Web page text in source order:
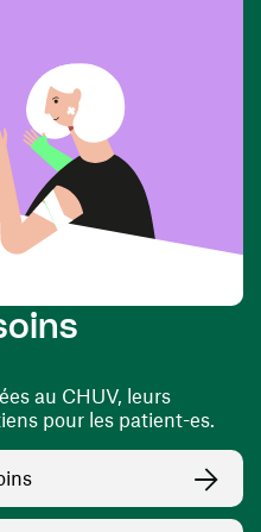
au CHUV, leurs
pour les patient-es.